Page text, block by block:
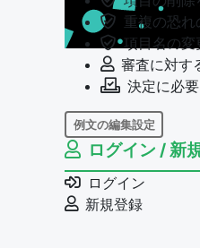
重複の恐
項目名の変
審査に対す
決定に必
例文の編集設定
例文の編集
例文の編集
例文の削除
審査に対す
ログイン / 新
ログイン
新規登録